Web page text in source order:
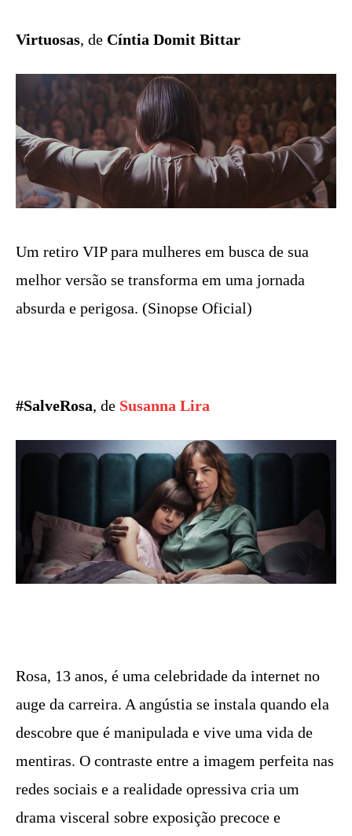
Virtuosas, de Cíntia Domit Bittar
Um retiro VIP para mulheres em busca de sua
melhor versão se transforma em uma jornada
absurda e perigosa. (Sinopse Oficial)
#SalveRosa, de Susanna Lira
Rosa, 13 anos, é uma celebridade da internet no
auge da carreira. A angústia se instala quando ela
descobre que é manipulada e vive uma vida de
mentiras. O contraste entre a imagem perfeita nas
redes sociais e a realidade opressiva cria um
drama visceral sobre exposição precoce e